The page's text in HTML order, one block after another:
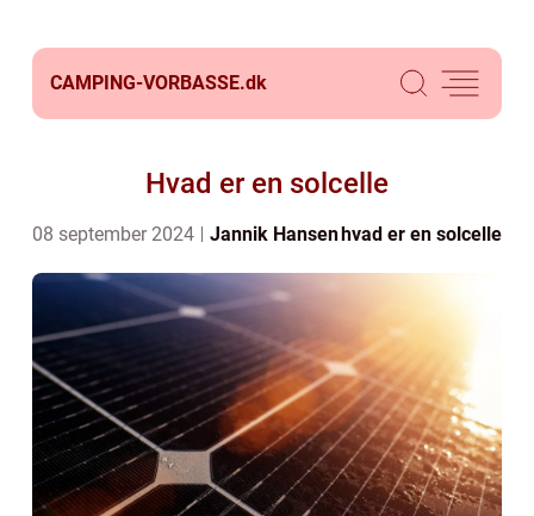
CAMPING-VORBASSE.dk
Hvad er en solcelle
08 september 2024 Jannik Hansenhvad er en solcelle